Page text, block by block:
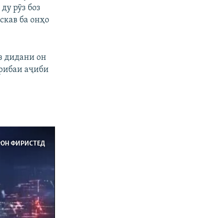
рӯз боз
ба онҳо
дидани он
аҷиби
ФИРИСТЕД